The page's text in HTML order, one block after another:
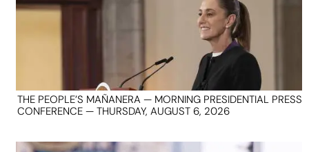
THE PEOPLE’S MAÑANERA — MORNING PRESIDENTIAL PRESS
CONFERENCE — THURSDAY, AUGUST 6, 2026